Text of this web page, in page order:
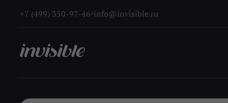
+7 (499) 350-97-46 info@invisible.ru